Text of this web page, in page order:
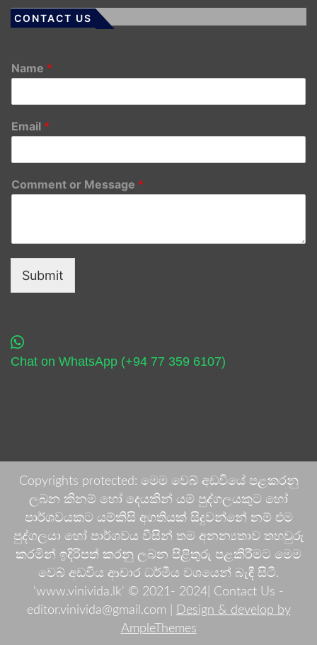
CONTACT US
Name *
Email *
Comment or Message *
Submit
Chat on WhatsApp (+94 77 359 6107)
Copyrights protected: මෙම වෙබ් අඩවියේ පළකරනු
ලබන කිනම් හෝ දෙයකින් යම් පුද්ගලයකුට හෝ
පාර්ශවයකට යම්කිසි අගතියක් සිදුවන්නේ නම් එම
පුද්ගලයා හෝ පාර්ශවය විසින් තම අනන්‍යතාව තහවුරු
කරමින් ඉදිරිපත් කරනු ලබන පිළිතුරු පළකිරීමට මෙම
වෙබ් අඩවිය ආචාර ධර්මීය වශයෙන් බැඳී සිටී.
'www.vinivida.lk' © 2021- 2024| Contact Us -
editor.vinivida@gmail.com |
Design & develop by
AmpleThemes